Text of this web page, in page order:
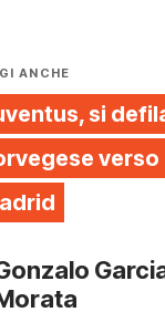
ANCHE
si
verso